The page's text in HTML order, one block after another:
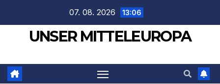
springen
07. 08. 2026 13:06
UNSER MITTELEUROPA